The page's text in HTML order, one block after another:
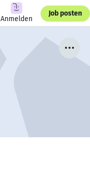
Anmelden
Job posten